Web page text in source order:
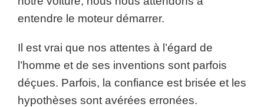
entendre le moteur démarrer.
Il est vrai que nos attentes à l’égard de
l’homme et de ses inventions sont parfois
déçues. Parfois, la confiance est brisée et les
hypothèses sont avérées erronées.